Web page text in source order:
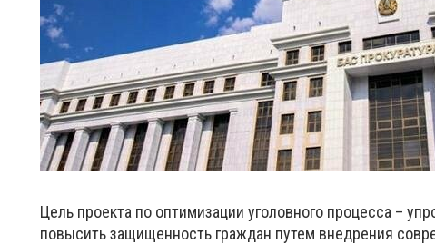
Цель проекта по оптимизации уголовного процесса –
повысить защищенность граждан путем внедрения